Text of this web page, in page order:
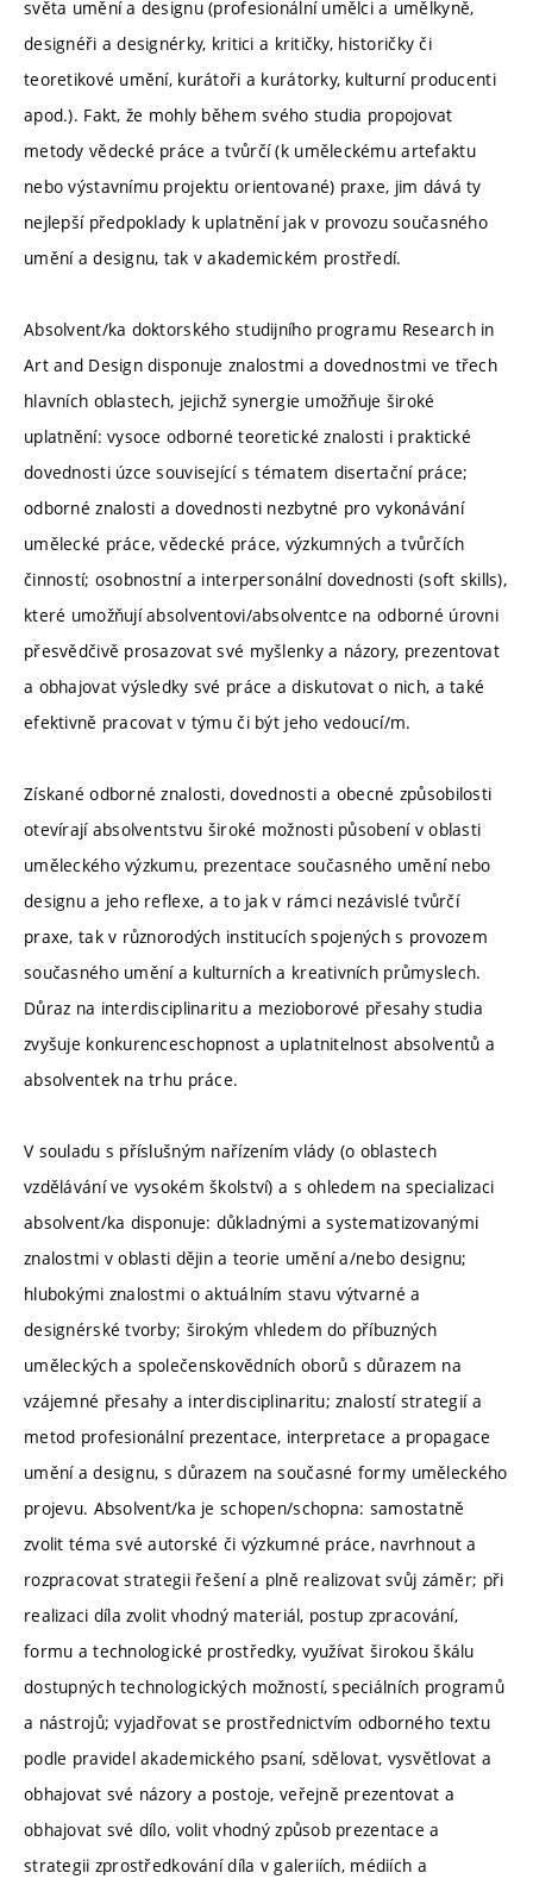
světa umění a designu (profesionální umělci a umělkyně,
designéři a designérky, kritici a kritičky, historičky či
teoretikové umění, kurátoři a kurátorky, kulturní producenti
apod.). Fakt, že mohly během svého studia propojovat
metody vědecké práce a tvůrčí (k uměleckému artefaktu
nebo výstavnímu projektu orientované) praxe, jim dává ty
nejlepší předpoklady k uplatnění jak v provozu současného
umění a designu, tak v akademickém prostředí.
Absolvent/ka doktorského studijního programu Research in
Art and Design disponuje znalostmi a dovednostmi ve třech
hlavních oblastech, jejichž synergie umožňuje široké
uplatnění: vysoce odborné teoretické znalosti i praktické
dovednosti úzce související s tématem disertační práce;
odborné znalosti a dovednosti nezbytné pro vykonávání
umělecké práce, vědecké práce, výzkumných a tvůrčích
činností; osobnostní a interpersonální dovednosti (soft skills),
které umožňují absolventovi/absolventce na odborné úrovni
přesvědčivě prosazovat své myšlenky a názory, prezentovat
a obhajovat výsledky své práce a diskutovat o nich, a také
efektivně pracovat v týmu či být jeho vedoucí/m.
Získané odborné znalosti, dovednosti a obecné způsobilosti
otevírají absolventstvu široké možnosti působení v oblasti
uměleckého výzkumu, prezentace současného umění nebo
designu a jeho reflexe, a to jak v rámci nezávislé tvůrčí
praxe, tak v různorodých institucích spojených s provozem
současného umění a kulturních a kreativních průmyslech.
Důraz na interdisciplinaritu a mezioborové přesahy studia
zvyšuje konkurenceschopnost a uplatnitelnost absolventů a
absolventek na trhu práce.
V souladu s příslušným nařízením vlády (o oblastech
vzdělávání ve vysokém školství) a s ohledem na specializaci
absolvent/ka disponuje: důkladnými a systematizovanými
znalostmi v oblasti dějin a teorie umění a/nebo designu;
hlubokými znalostmi o aktuálním stavu výtvarné a
designérské tvorby; širokým vhledem do příbuzných
uměleckých a společenskovědních oborů s důrazem na
vzájemné přesahy a interdisciplinaritu; znalostí strategií a
metod profesionální prezentace, interpretace a propagace
umění a designu, s důrazem na současné formy uměleckého
projevu. Absolvent/ka je schopen/schopna: samostatně
zvolit téma své autorské či výzkumné práce, navrhnout a
rozpracovat strategii řešení a plně realizovat svůj záměr; při
realizaci díla zvolit vhodný materiál, postup zpracování,
formu a technologické prostředky, využívat širokou škálu
dostupných technologických možností, speciálních programů
a nástrojů; vyjadřovat se prostřednictvím odborného textu
podle pravidel akademického psaní, sdělovat, vysvětlovat a
obhajovat své názory a postoje, veřejně prezentovat a
obhajovat své dílo, volit vhodný způsob prezentace a
strategii zprostředkování díla v galeriích, médiích a